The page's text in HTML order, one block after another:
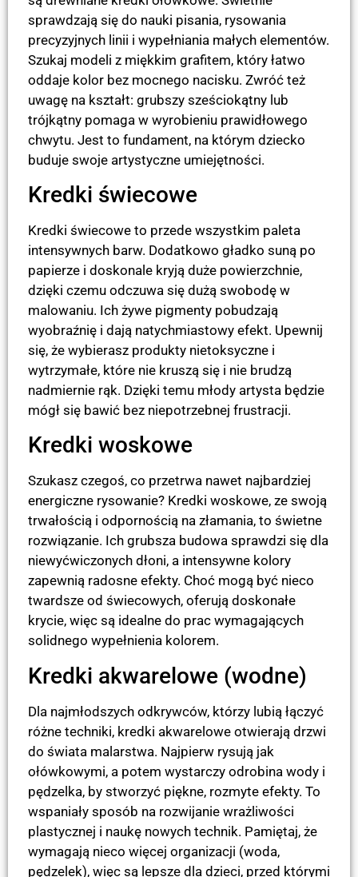
sprawdzają się do nauki pisania, rysowania
precyzyjnych linii i wypełniania małych elementów.
Szukaj modeli z miękkim grafitem, który łatwo
oddaje kolor bez mocnego nacisku. Zwróć też
uwagę na kształt: grubszy sześciokątny lub
trójkątny pomaga w wyrobieniu prawidłowego
chwytu. Jest to fundament, na którym dziecko
buduje swoje artystyczne umiejętności.
Kredki świecowe
Kredki świecowe to przede wszystkim paleta
intensywnych barw. Dodatkowo gładko suną po
papierze i doskonale kryją duże powierzchnie,
dzięki czemu odczuwa się dużą swobodę w
malowaniu. Ich żywe pigmenty pobudzają
wyobraźnię i dają natychmiastowy efekt. Upewnij
się, że wybierasz produkty nietoksyczne i
wytrzymałe, które nie kruszą się i nie brudzą
nadmiernie rąk. Dzięki temu młody artysta będzie
mógł się bawić bez niepotrzebnej frustracji.
Kredki woskowe
Szukasz czegoś, co przetrwa nawet najbardziej
energiczne rysowanie? Kredki woskowe, ze swoją
trwałością i odpornością na złamania, to świetne
rozwiązanie. Ich grubsza budowa sprawdzi się dla
niewyćwiczonych dłoni, a intensywne kolory
zapewnią radosne efekty. Choć mogą być nieco
twardsze od świecowych, oferują doskonałe
krycie, więc są idealne do prac wymagających
solidnego wypełnienia kolorem.
Kredki akwarelowe (wodne)
Dla najmłodszych odkrywców, którzy lubią łączyć
różne techniki, kredki akwarelowe otwierają drzwi
do świata malarstwa. Najpierw rysują jak
ołówkowymi, a potem wystarczy odrobina wody i
pędzelka, by stworzyć piękne, rozmyte efekty. To
wspaniały sposób na rozwijanie wrażliwości
plastycznej i naukę nowych technik. Pamiętaj, że
wymagają nieco więcej organizacji (woda,
pędzelek), więc są lepsze dla dzieci, przed którymi